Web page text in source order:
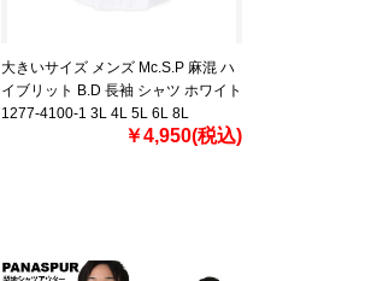
大きいサイズ メンズ Mc.S.P 麻混 ハ
イブリット B.D 長袖 シャツ ホワイト
1277-4100-1 3L 4L 5L 6L 8L
￥4,950(税込)